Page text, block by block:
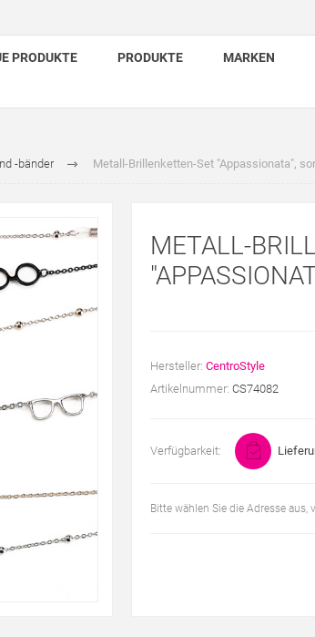
PRODUKTE PRODUKTE MARKEN
-bänder Metall-Brillenketten-Set "Appassionata",
METALL-
Hersteller: CentroStyle
Artikelnummer: CS74082
Verfügbarkeit:
Bitte wählen Sie die Adresse